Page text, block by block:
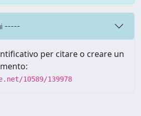
-----
per citare o creare un
10589/139978